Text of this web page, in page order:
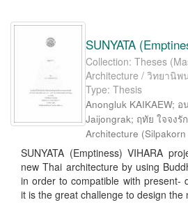
SUNYATA
Collection: Theses
Architecture / วิทยานิ
Type: Thesis
Anongluk KAIKAEW;
Jaijongrak; ฤทัย ใจจงรั
Architecture (
SUNYATA (Emptiness) VIHARA
new Thai architecture by using
in order to compatible with present-
it is the great challenge to design the